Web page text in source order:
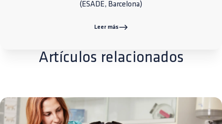
(ESADE, Barcelona)
Leer más
Artículos relacionados